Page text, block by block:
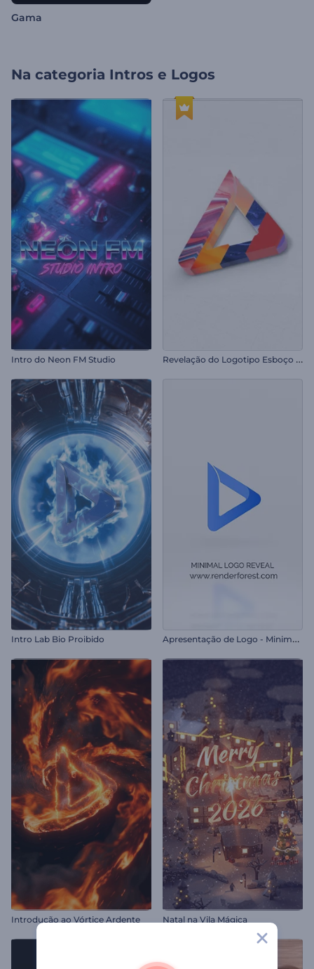
Gama
Na categoria Intros e Logos
Intro do Neon FM Studio R
evelação do Logotipo Esboço em Evolução
Intro Lab Bio Proibido A
presentação de Logo - Minimalista
Introdução ao Vórtice Ardente Natal na Vila Mágica